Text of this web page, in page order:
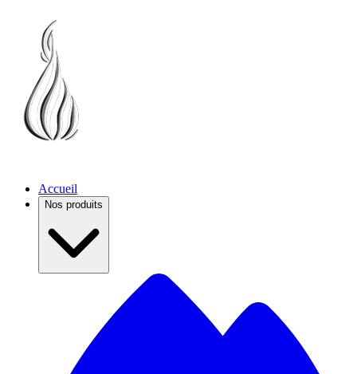
Accueil
Nos produits